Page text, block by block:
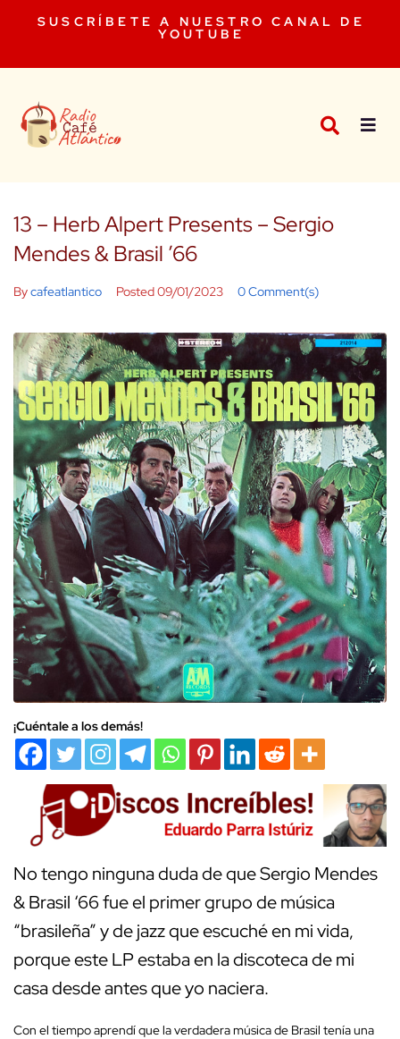
SUSCRÍBETE A NUESTRO CANAL DE
YOUTUBE
13 – Herb Alpert Presents – Sergio
Mendes & Brasil ’66
Bycafeatlantico Posted09/01/2023 0 Comment(s)
¡Cuéntale a los demás!
No tengo ninguna duda de que Sergio Mendes
& Brasil ‘66 fue el primer grupo de música
“brasileña” y de jazz que escuché en mi vida,
porque este LP estaba en la discoteca de mi
casa desde antes que yo naciera.
Con el tiempo aprendí que la verdadera música de Brasil tenía una